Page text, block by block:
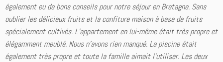
également eu de bons conseils pour notre séjour en Bretagne. Sans
oublier les délicieux fruits et la confiture maison à base de fruits
spécialement cultivés. L’appartement en lui-même était très propre et
élégamment meublé. Nous n’avons rien manqué. La piscine était
également très propre et toute la famille aimait l’utiliser. Les deux